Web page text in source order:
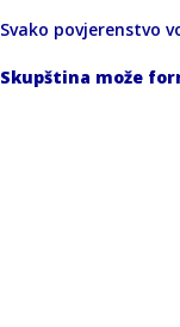
Svako povjerenstvo
Skupština može